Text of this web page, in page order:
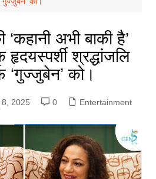
अभी बाकी है’
श्रद्धांजलि
‘गुज्जुबेन’ को।
8, 2025 0 Entertainment